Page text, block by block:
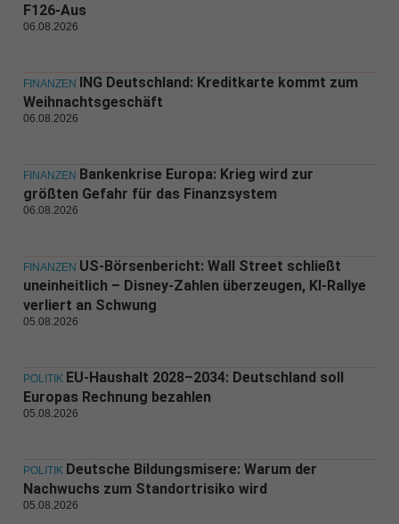
F126-Aus
06.08.2026
FINANZEN ING Deutschland: Kreditkarte kommt zum
Weihnachtsgeschäft
06.08.2026
FINANZEN Bankenkrise Europa: Krieg wird zur
größten Gefahr für das Finanzsystem
06.08.2026
FINANZEN US-Börsenbericht: Wall Street schließt
uneinheitlich – Disney-Zahlen überzeugen, KI-Rallye
verliert an Schwung
05.08.2026
POLITIK EU-Haushalt 2028–2034: Deutschland soll
Europas Rechnung bezahlen
05.08.2026
POLITIK Deutsche Bildungsmisere: Warum der
Nachwuchs zum Standortrisiko wird
05.08.2026